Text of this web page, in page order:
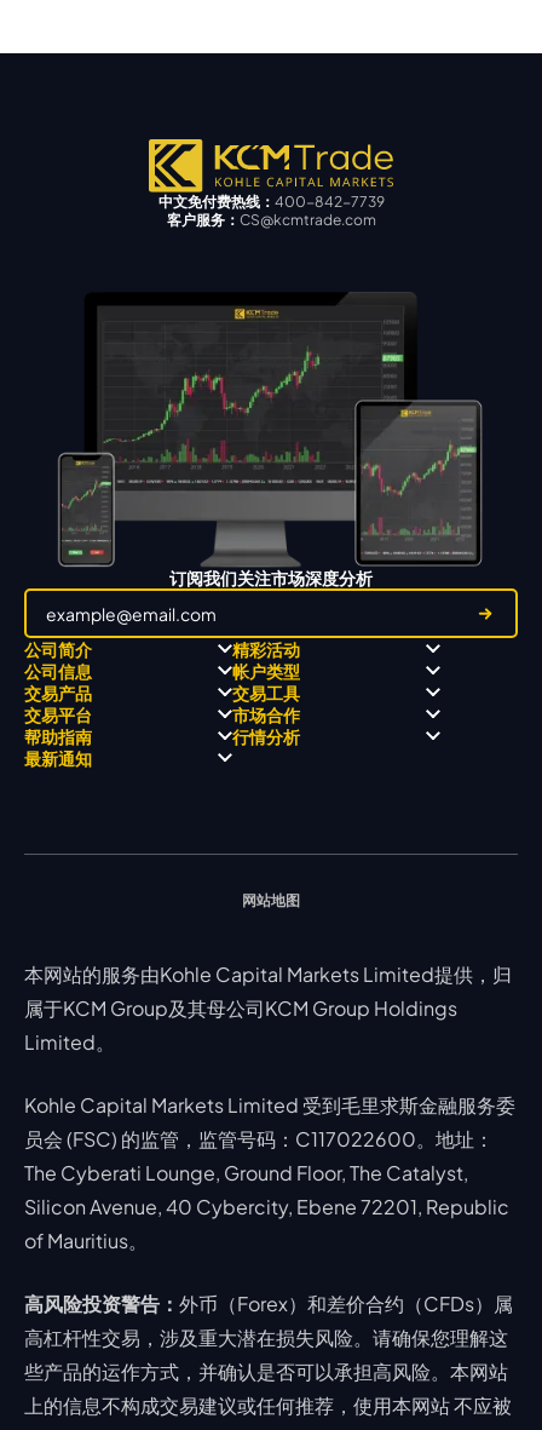
中文免付费热线： 400-842-7739
客户服务： CS@kcmtrade.com
订阅我们关注市场深度分析
公司简介
关于
关于 KCM Group
三大优势
奖项和成就
精彩活动
职业高尔夫 x 飘移队
全球高尔夫锦标赛
公司信息
经营理念
公开信息与风险披露
公司新闻
视频库
帐户类型
ECN 账户
STP 账户
账户比较
交易产品
Forex
贵金属
能源
交易工具
交易平台
MetaTrader 4
MetaTrader 5
市场合作
帮助指南 行情分析
最新通知
网站地图
本网站的服务由Kohle Capital Markets Limited提供，归
属于KCM Group及其母公司KCM Group Holdings
Limited。
Kohle Capital Markets Limited 受到毛里求斯金融服务委
员会 (FSC) 的监管，监管号码：C117022600。地址：
The Cyberati Lounge, Ground Floor, The Catalyst,
Silicon Avenue, 40 Cybercity, Ebene 72201, Republic
of Mauritius。
高风险投资警告： 外币（Forex）和差价合约（CFDs）属
高杠杆性交易，涉及重大潜在损失风险。请确保您理解这
些产品的运作方式，并确认是否可以承担高风险。本网站
上的信息不构成交易建议或任何推荐，使用本网站 不应被